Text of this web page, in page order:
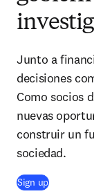
Junto a
decisiones
Como socios
nuevas
construir un
sociedad.
Sign up(